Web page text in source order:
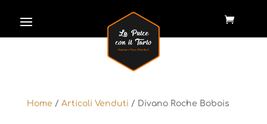
Home / Articoli Venduti / Divano Roche Bobois
Home / Articoli Venduti / Divano Roche Bobois